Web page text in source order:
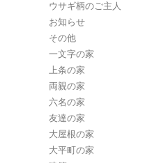
ウサギ柄のご主人
お知らせ
その他
一文字の家
上条の家
両親の家
六名の家
友達の家
大屋根の家
大平町の家